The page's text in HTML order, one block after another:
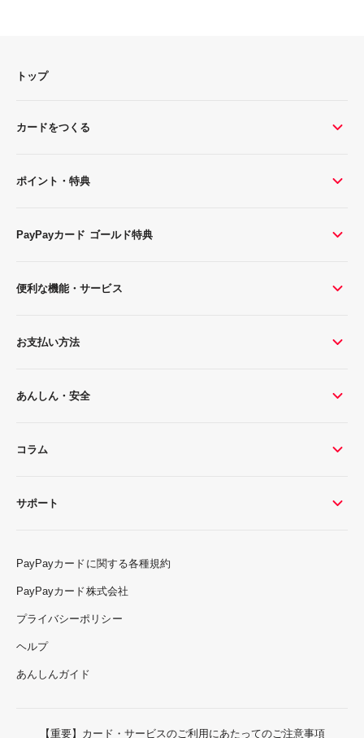
トップ
カードをつくる
ポイント・特典
PayPayカード ゴールド特典
便利な機能・サービス
お支払い方法
あんしん・安全
コラム
サポート
PayPayカードに関する各種規約
PayPayカード株式会社
プライバシーポリシー
ヘルプ
あんしんガイド
【重要】カード・サービスのご利用にあたってのご注意事項